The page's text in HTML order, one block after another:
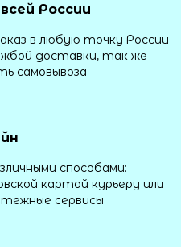
России
в любую точку России
доставки, так же
самовывоза
способами:
картой курьеру или
сервисы